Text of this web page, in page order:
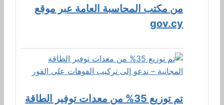
من مكتب المحاسبة العامة عبر موقع
gov.cy
تم توزيع 35% من معدات توفير الطاقة